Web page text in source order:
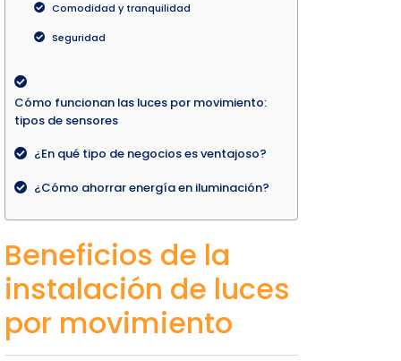
Comodidad y tranquilidad
Seguridad
Cómo funcionan las luces por movimiento:
tipos de sensores
¿En qué tipo de negocios es ventajoso?
¿Cómo ahorrar energía en iluminación?
Beneficios de la
instalación de luces
por movimiento